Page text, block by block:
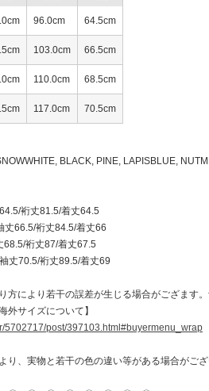
96.0cm 64.5cm
103.0cm 66.5cm
110.0cm 68.5cm
117.0cm 70.5cm
BLACK, PINE, LAPISBLUE,
裄丈81.5/着丈64.5
丈66.5/裄丈84.5/着丈66
68.5/裄丈87/着丈67.5
丈70.5/裄丈89.5/着丈69
により若干の誤差が生じる場合がござます。
外サイズについて】
5702717/post/397103.html#buyermenu_wrap
、実物と若干の色の違い等がある場合がござ